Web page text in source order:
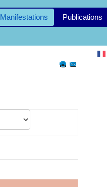
Manifestations Publications